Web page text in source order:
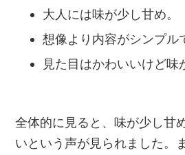
大人には味が少し甘め。
想像より内容がシンプル
見た目はかわいいけど味
全体的に見ると、味が少し甘
いという声が見られました。